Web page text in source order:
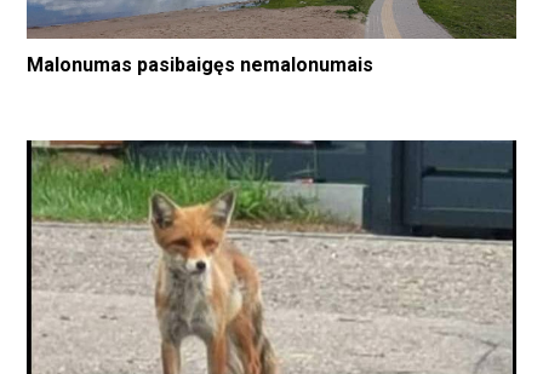
Malonumas pasibaigęs nemalonumais